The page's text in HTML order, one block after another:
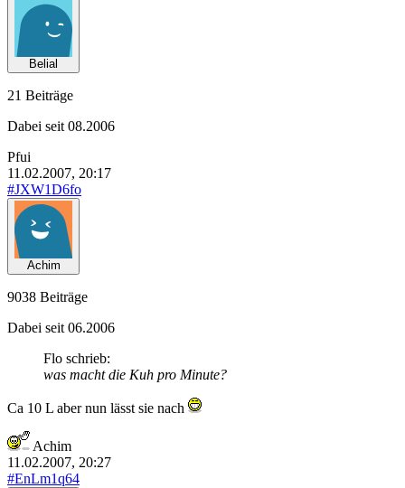
Belial
21 Beiträge
Dabei seit 08.2006
Pfui
11.02.2007, 20:17
#JXW1D6fo
Achim
9038 Beiträge
Dabei seit 06.2006
Flo schrieb:
was macht die Kuh pro Minute?
Ca 10 L aber nun lässt sie nach
Achim
11.02.2007, 20:27
#EnLm1q64